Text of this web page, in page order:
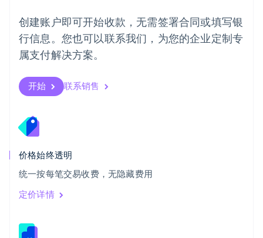
创建账户即可开始收款，无需签署合同或填写银
行信息。您也可以联系我们，为您的企业定制专
属支付解决方案。
开始 联系销售
价格始终透明
统一按每笔交易收费，无隐藏费用
定价详情
SvenskaEnglish
瑞士
DeutschFrançais ItalianoEnglish
塞浦路斯
斯洛伐克
English
English
泰国
ไทย
希腊
English
西班牙
Español
新加坡
新西兰